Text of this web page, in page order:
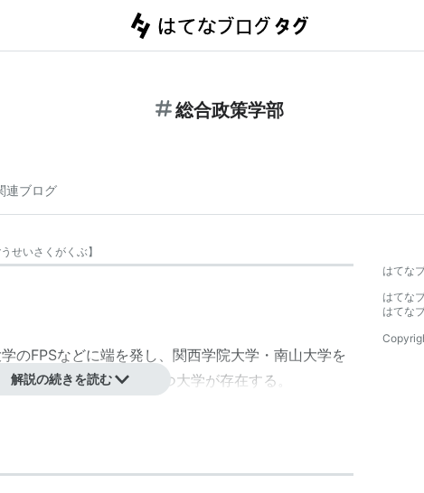
総合政策学部
連ブログ
せいさくがくぶ】
のFPSなどに端を発し、関西学院大学・南山大学を
部と呼ばれる学部を持つ大学が存在する。
解説の続きを読む
はてな
はてな
はてな